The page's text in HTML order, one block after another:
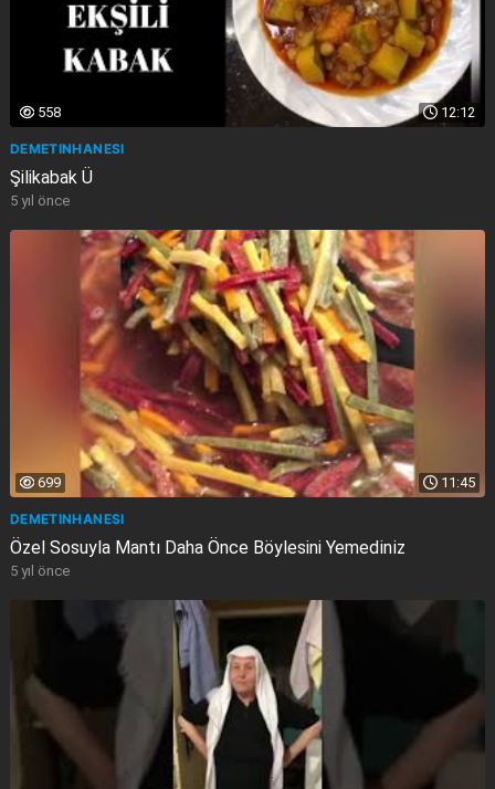
12:12
558
DEMETINHANESI
Şilikabak Ü
5 yıl önce
11:45
699
DEMETINHANESI
Özel Sosuyla Mantı Daha Önce Böylesini Yemedi̇ni̇z
5 yıl önce